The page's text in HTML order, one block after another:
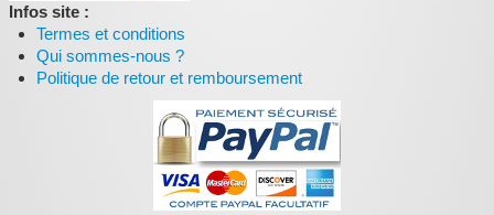
Infos site :
Termes et conditions
Qui sommes-nous ?
Politique de retour et remboursement